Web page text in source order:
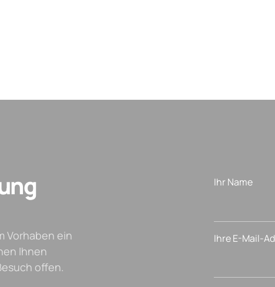
Vorhaben ein
Ihnen
offen.
Ihr Name
Ihre E-Mail-